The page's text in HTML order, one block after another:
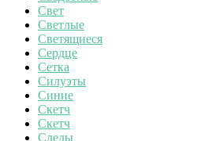
Свет
Светлые
Светящиеся
Сердце
Сетка
Силуэты
Синие
Скетч
Скетч
Следы